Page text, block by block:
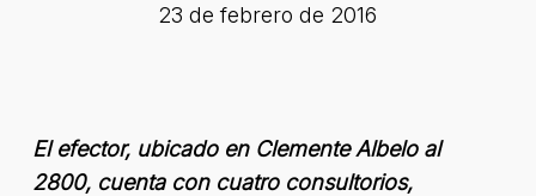
23 de febrero de 2016
El efector, ubicado en Clemente Albelo al
2800, cuenta con cuatro consultorios,